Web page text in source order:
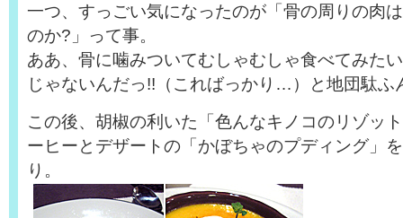
一つ、すっごい気になったのが「骨の周りの肉
のか?」って事。
ああ、骨に噛みついてむしゃむしゃ食べてみた
じゃないんだっ!!（こればっかり…）と地団駄ふ
この後、胡椒の利いた「色んなキノコのリゾッ
ーヒーとデザートの「かぼちゃのプディング」
り。